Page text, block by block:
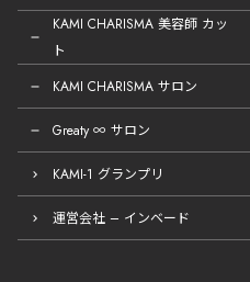
KAMI CHARISMA 美容師 カッ
ト
KAMI CHARISMA サロン
Greaty ∞ サロン
KAMI-1 グランプリ
運営会社 – インベード